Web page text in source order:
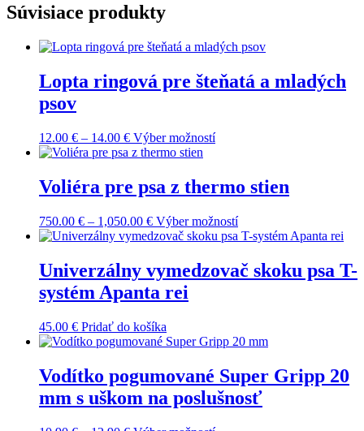
9.50 €
through
Možnosti
môžete
vybrať
produktu.
Súvisiace produkty
Lopta ringová pre šteňatá a mladých
psov
12.00 € – 14.00 €Price
range:
14.00 €
Výber možnostíTento
variantov.
si
môžete
na
stránke
Voliéra pre psa z thermo stien
750.00 € – 1,050.00 €Price
range:
1,050.00 €
Výber možnostíTento
produkt
viacero
variantov.
vybrať
na
produktu.
Univerzálny vymedzovač skoku psa T-
systém Apanta rei
45.00 € Pridať do košíka
Vodítko pogumované Super Gripp 20
mm s uškom na poslušnosť